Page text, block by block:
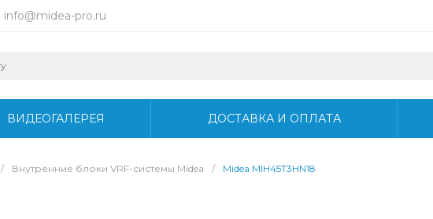
info@midea-pro.ru
ВИДЕОГАЛЕРЕЯ ДОСТАВКА И ОПЛАТА
/ Внутренние блоки VRF-системы Midea / Midea MIH45T3HN18